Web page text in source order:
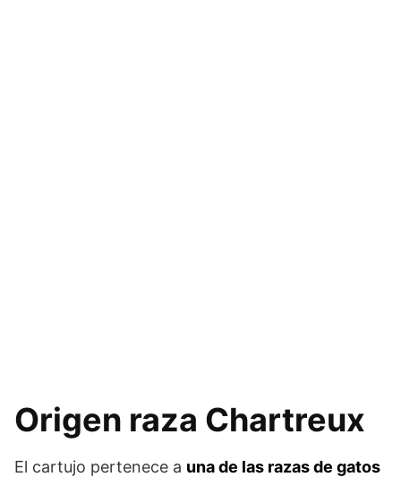
Origen raza Chartreux
El cartujo pertenece a una de las razas de gatos